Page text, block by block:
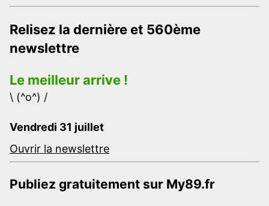
Relisez la dernière et 560ème
newslettre
Le meilleur arrive !
\ (^o^) /
Vendredi 31 juillet
Ouvrir la newslettre
Publiez gratuitement sur My89.fr